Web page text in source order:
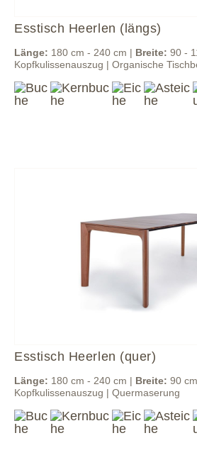
Esstisch Heerlen (längs)
Länge: 180 cm - 240 cm | Breite: 90 -
Kopfkulissenauszug | Organische
Esstisch Heerlen (quer)
Länge: 180 cm - 240 cm | Breite: 90
Kopfkulissenauszug | Quermaserung